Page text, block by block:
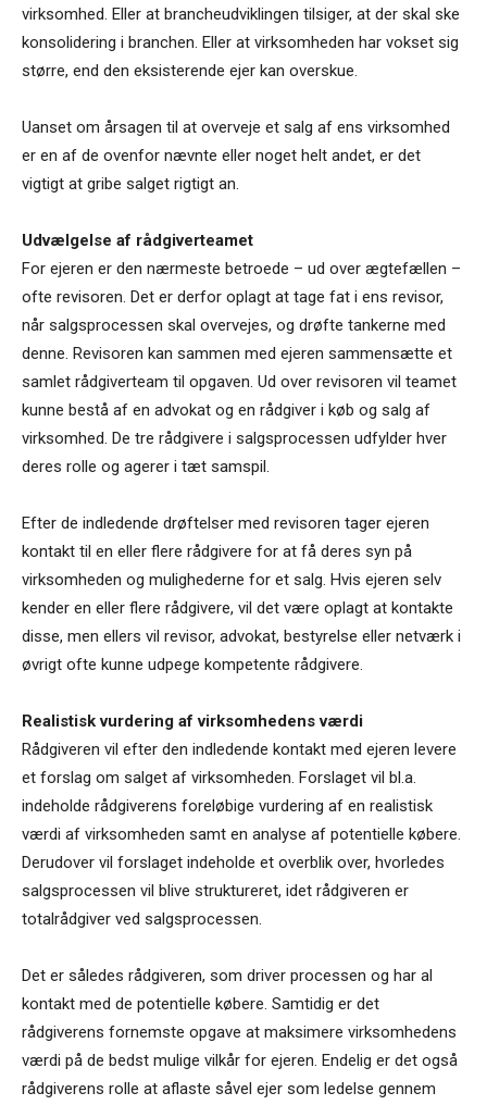
virksomhed. Eller at brancheudviklingen tilsiger, at der skal ske
konsolidering i branchen. Eller at virksomheden har vokset sig
større, end den eksisterende ejer kan overskue.
Uanset om årsagen til at overveje et salg af ens virksomhed
er en af de ovenfor nævnte eller noget helt andet, er det
vigtigt at gribe salget rigtigt an.
Udvælgelse af rådgiverteamet
For ejeren er den nærmeste betroede – ud over ægtefællen –
ofte revisoren. Det er derfor oplagt at tage fat i ens revisor,
når salgsprocessen skal overvejes, og drøfte tankerne med
denne. Revisoren kan sammen med ejeren sammensætte et
samlet rådgiverteam til opgaven. Ud over revisoren vil teamet
kunne bestå af en advokat og en rådgiver i køb og salg af
virksomhed. De tre rådgivere i salgsprocessen udfylder hver
deres rolle og agerer i tæt samspil.
Efter de indledende drøftelser med revisoren tager ejeren
kontakt til en eller flere rådgivere for at få deres syn på
virksomheden og mulighederne for et salg. Hvis ejeren selv
kender en eller flere rådgivere, vil det være oplagt at kontakte
disse, men ellers vil revisor, advokat, bestyrelse eller netværk i
øvrigt ofte kunne udpege kompetente rådgivere.
Realistisk vurdering af virksomhedens værdi
Rådgiveren vil efter den indledende kontakt med ejeren levere
et forslag om salget af virksomheden. Forslaget vil bl.a.
indeholde rådgiverens foreløbige vurdering af en realistisk
værdi af virksomheden samt en analyse af potentielle købere.
Derudover vil forslaget indeholde et overblik over, hvorledes
salgsprocessen vil blive struktureret, idet rådgiveren er
totalrådgiver ved salgsprocessen.
Det er således rådgiveren, som driver processen og har al
kontakt med de potentielle købere. Samtidig er det
rådgiverens fornemste opgave at maksimere virksomhedens
værdi på de bedst mulige vilkår for ejeren. Endelig er det også
rådgiverens rolle at aflaste såvel ejer som ledelse gennem